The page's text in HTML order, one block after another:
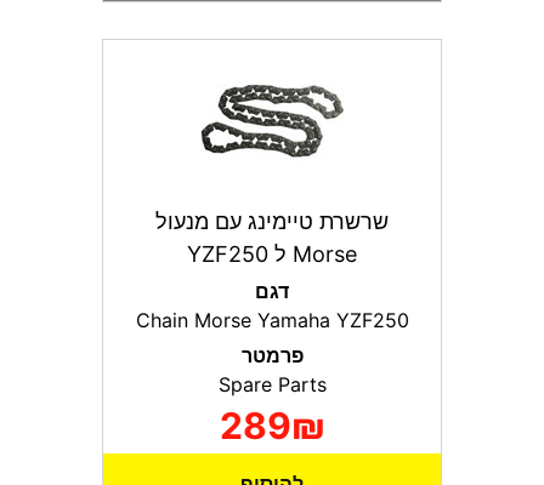
שרשרת טיימינג עם מנעול
Morse ל YZF250
דגם
פרמטר
Spare Parts
289₪